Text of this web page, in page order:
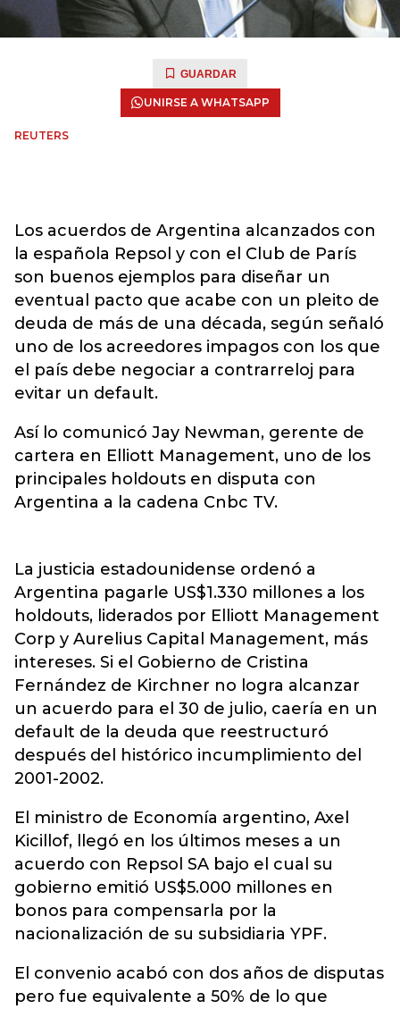
GUARDAR
UNIRSE A WHATSAPP
REUTERS
Los acuerdos de Argentina alcanzados con
la española Repsol y con el Club de París
son buenos ejemplos para diseñar un
eventual pacto que acabe con un pleito de
deuda de más de una década, según señaló
uno de los acreedores impagos con los que
el país debe negociar a contrarreloj para
evitar un default.
Así lo comunicó Jay Newman, gerente de
cartera en Elliott Management, uno de los
principales holdouts en disputa con
Argentina a la cadena Cnbc TV.
La justicia estadounidense ordenó a
Argentina pagarle US$1.330 millones a los
holdouts, liderados por Elliott Management
Corp y Aurelius Capital Management, más
intereses. Si el Gobierno de Cristina
Fernández de Kirchner no logra alcanzar
un acuerdo para el 30 de julio, caería en un
default de la deuda que reestructuró
después del histórico incumplimiento del
2001-2002.
El ministro de Economía argentino, Axel
Kicillof, llegó en los últimos meses a un
acuerdo con Repsol SA bajo el cual su
gobierno emitió US$5.000 millones en
bonos para compensarla por la
nacionalización de su subsidiaria YPF.
El convenio acabó con dos años de disputas
pero fue equivalente a 50% de lo que